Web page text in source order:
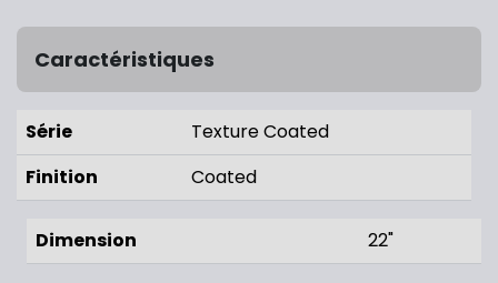
Caractéristiques
Série
Texture Coated
Finition
Coated
Dimension 22"